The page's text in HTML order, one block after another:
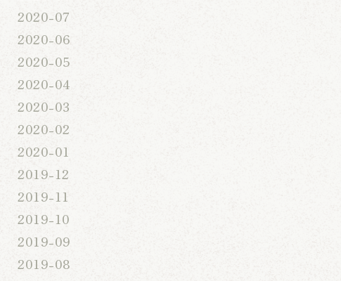
2020-07
2020-06
2020-05
2020-04
2020-03
2020-02
2020-01
2019-12
2019-11
2019-10
2019-09
2019-08